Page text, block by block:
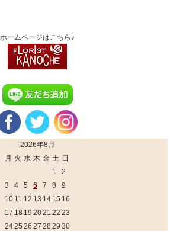
ホームページはこちら♪
2026年8月
月 火 水 木 金 土 日
1
2
3
4 5 6 7 8
9
10 11 12 13 14 15 16
17 18 19 2021 22 23
2425 26 27 28 29 30